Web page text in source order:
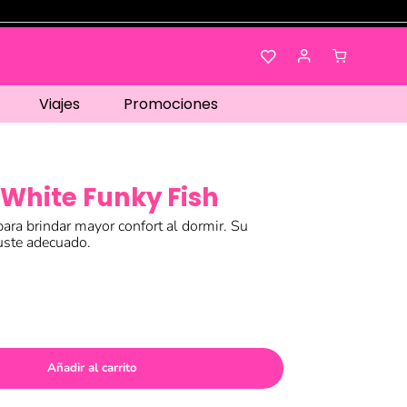
Viajes Promociones
Funky Fish
brindar mayor confort al dormir. Su
adecuado.
Añadir al carrito